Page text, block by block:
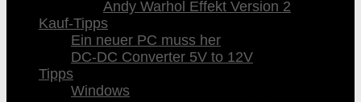
Andy Warhol Effekt Version 2
Kauf-Tipps
Ein neuer PC muss her
DC-DC Converter 5V to 12V
Tipps
Windows